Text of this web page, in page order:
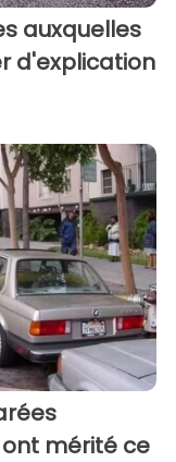
auxquelles
d'explication
mérité ce